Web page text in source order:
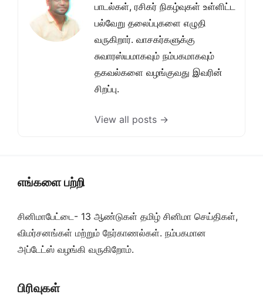
பாடல்கள், ரசிகர் நிகழ்வுகள் உள்ளிட்ட
பல்வேறு தலைப்புகளை எழுதி
வருகிறார். வாசகர்களுக்கு
சுவாரஸ்யமாகவும் நம்பகமாகவும்
தகவல்களை வழங்குவது இவரின்
சிறப்பு.
View all posts →
எங்களை பற்றி
சினிமாபேட்டை- 13 ஆண்டுகள் தமிழ் சினிமா செய்திகள்,
விமர்சனங்கள் மற்றும் நேர்காணல்கள். நம்பகமான
அப்டேட்ஸ் வழங்கி வருகிறோம்.
பிரிவுகள்